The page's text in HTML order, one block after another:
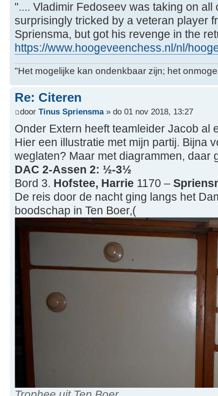
".... Vladimir Fedoseev was taking on all
surprisingly tricked by a veteran player
Spriensma, but got his revenge in the
https://www.hoogeveenchess.nl/nl/
"Het mogelijke kan ondenkbaar zijn; het
Re: Citeren
door Tinus Spriensma» do 01 nov 2018, 13:27
Onder Extern heeft teamleider Jacob al
Hier een illustratie met mijn partij. Bijna
weglaten? Maar met diagrammen, daar
DAC 2-Assen 2: ½-3½
Bord 3. Hofstee, Harrie 1170 –
De reis door de nacht ging langs het
boodschap in Ten Boer,(